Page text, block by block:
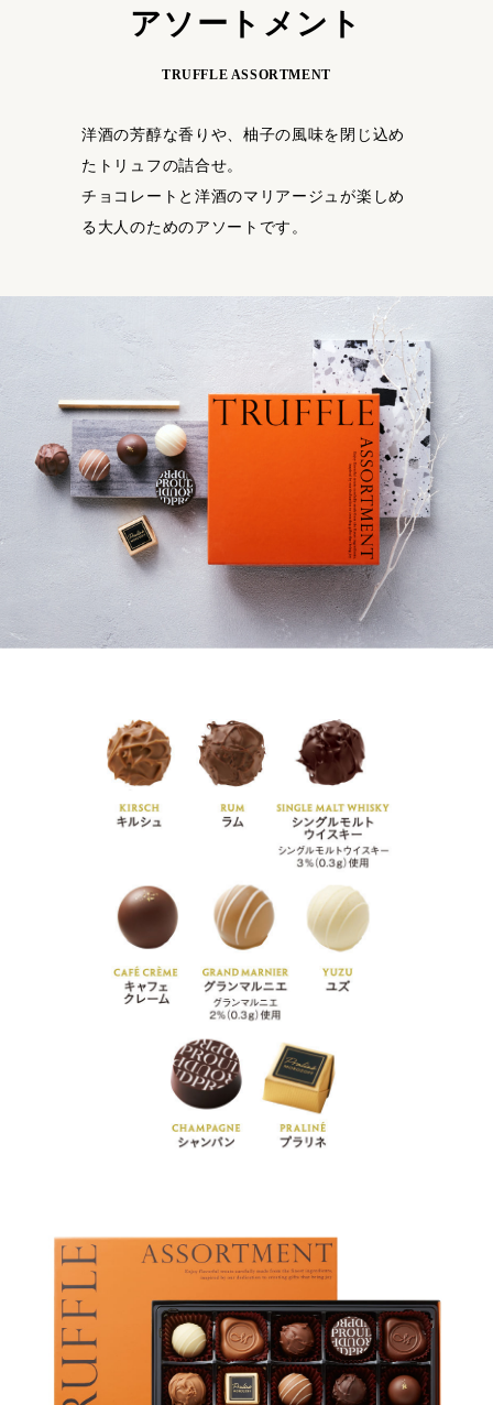
アソートメント
TRUFFLE ASSORTMENT
洋酒の芳醇な香りや、柚子の風味を閉じ込め
た トリュフの詰合せ。
チョコレートと洋酒のマリアージュが楽しめ
る 大人のためのアソートです。